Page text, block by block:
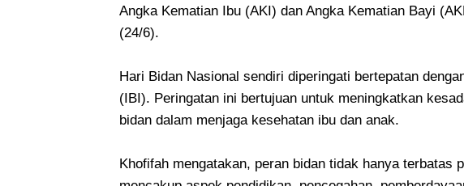
Angka Kematian Ibu (AKI) dan Angka Kematian Bayi
(24/6).
Hari Bidan Nasional sendiri diperingati bertepatan
(IBI). Peringatan ini bertujuan untuk meningkatkan
bidan dalam menjaga kesehatan ibu dan anak.
Khofifah mengatakan, peran bidan tidak hanya terbatas